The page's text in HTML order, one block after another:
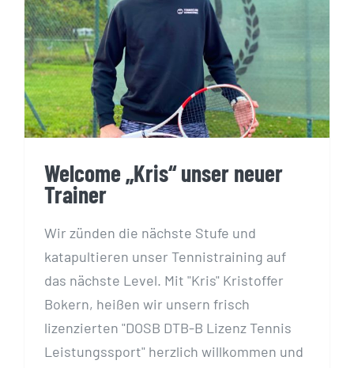
Welcome „Kris“ unser neuer
Trainer
Welcome „Kris“ unser neuer
Trainer
Wir zünden die nächste Stufe und
katapultieren unser Tennistraining auf
das nächste Level. Mit "Kris" Kristoffer
Bokern, heißen wir unsern frisch
lizenzierten "DOSB DTB-B Lizenz Tennis
Leistungssport" herzlich willkommen und